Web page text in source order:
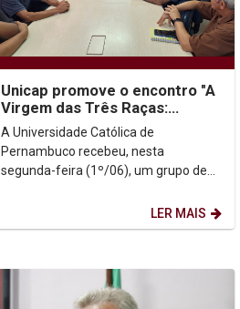
Unicap promove o encontro "A
Virgem das Três Raças:
Guadalupe, Luján e Aparecida"
A Universidade Católica de
Pernambuco recebeu, nesta
segunda-feira (1º/06), um grupo de
o caminho histórico realizado...LER MAIS